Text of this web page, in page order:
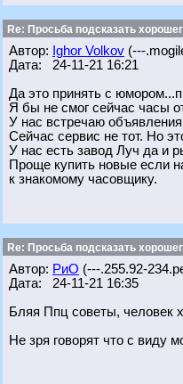
Re: Просьба подсказать
Автор: Ighor Volkov (---
Дата: 24-11-21 16:21
Да это принять с
Я бы не смог сейчас часы
У нас встречаю
Сейчас сервис не тот. Но
У нас есть завод Луч да и
Проще купить новые если
к знакомому часовщику.
Re: Просьба подсказать
Автор: РиО (---.255.92-
Дата: 24-11-21 16:35
Бляя Ппц советы, человек
Не зря говорят что с виду